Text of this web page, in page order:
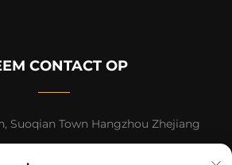
CONTACT OP
Suoqian Town Hangzhou Zhejiang